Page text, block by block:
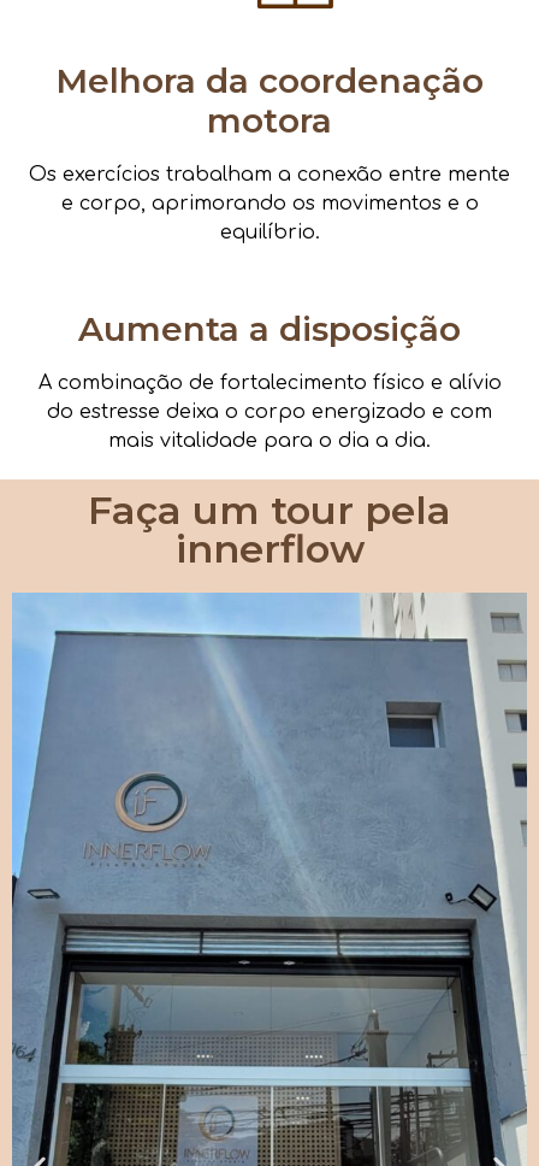
Melhora da coordenação
motora
Os exercícios trabalham a conexão entre mente
e corpo, aprimorando os movimentos e o
equilíbrio.
Aumenta a disposição
A combinação de fortalecimento físico e alívio
do estresse deixa o corpo energizado e com
mais vitalidade para o dia a dia.
Faça um tour pela
innerflow